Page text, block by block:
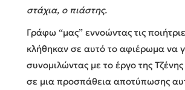
στάχια, ο πιάστης.
Γράφω “μας” εννοώντας τις
κλήθηκαν σε αυτό το αφιέρωμα να
συνομιλώντας με το έργο της
σε μια προσπάθεια αποτύπωσης